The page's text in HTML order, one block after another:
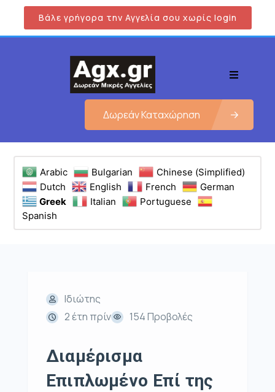
Βάλε γρήγορα την Αγγελία σου χωρίς login
Δωρεάν Καταχώρηση
Arabic Bulgarian
Chinese (Simplified)
Dutch
English French
German
Greek
Italian
Portuguese
Spanish
Ιδιώτης
2 έτη πρίν
154 Προβολές
Διαμέρισμα
Επιπλωμένο Επί της